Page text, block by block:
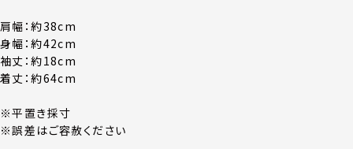
肩幅：約38cm
身幅：約42cm
袖丈：約18cm
着丈：約64cm
※平置き採寸
※誤差はご容赦ください